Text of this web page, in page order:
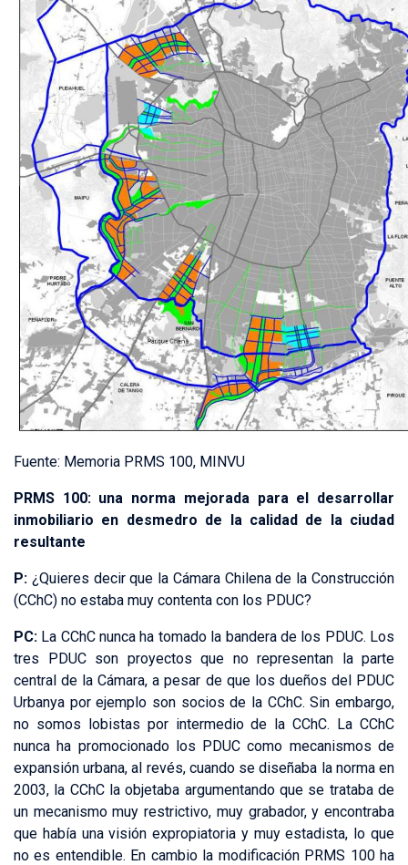
Fuente: Memoria PRMS 100, MINVU
PRMS 100: una norma mejorada para el desarrollar
inmobiliario en desmedro de la calidad de la ciudad
resultante
P: ¿Quieres decir que la Cámara Chilena de la Construcción
(CChC) no estaba muy contenta con los PDUC?
PC: La CChC nunca ha tomado la bandera de los PDUC. Los
tres PDUC son proyectos que no representan la parte
central de la Cámara, a pesar de que los dueños del PDUC
Urbanya por ejemplo son socios de la CChC. Sin embargo,
no somos lobistas por intermedio de la CChC. La CChC
nunca ha promocionado los PDUC como mecanismos de
expansión urbana, al revés, cuando se diseñaba la norma en
2003, la CChC la objetaba argumentando que se trataba de
un mecanismo muy restrictivo, muy grabador, y encontraba
que había una visión expropiatoria y muy estadista, lo que
no es entendible. En cambio la modificación PRMS 100 ha